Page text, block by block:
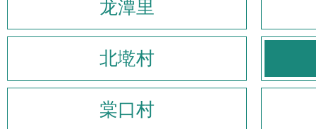
龙潭里
北墘村
棠口村